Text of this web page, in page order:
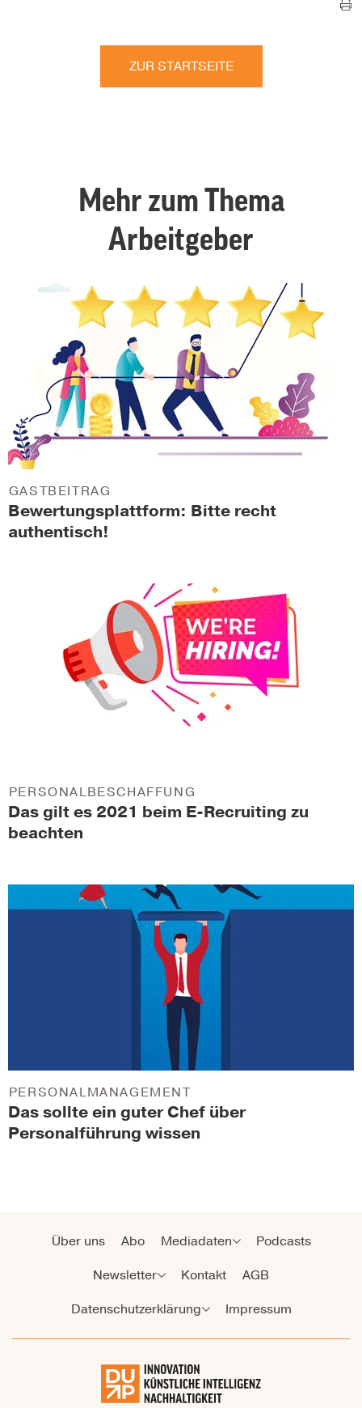
ZUR STARTSEITE
Mehr zum Thema
Arbeitgeber
Bewertungsplattform: Bitte recht
authentisch!
GASTBEITRAG
Das gilt es 2021 beim E-Recruiting zu
beachten
PERSONALBESCHAFFUNG
Das sollte ein guter Chef über
Personalführung wissen
PERSONALMANAGEMENT
Über uns Abo Mediadaten
Podcasts
Newsletter
Kontakt
AGB
Datenschutzerklärung
Impressum